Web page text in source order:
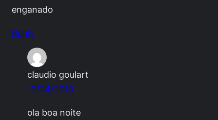
enganado
Reply
claudio goulart
12/24/2010
ola boa noite